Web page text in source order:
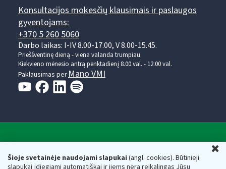
Šioje svetainėje naudojami slapukai(angl. cookies). Būtinieji
slapukai įdiegiami automatiškai ir jiems nėra reikalingas Jūsų
Konsultacijos mokesčių klausimais ir paslaugos
gyventojams:
+370 5 260 5060
Darbo laikas: I-IV 8.00-17.00, V 8.00-15.45.
Prieššventinę dieną - viena valanda trumpiau.
Kiekvieno mėnesio antrą penktadienį 8.00 val. - 12.00 val.
Paklausimas per Mano VMI
Respublikos finansų ministerijos